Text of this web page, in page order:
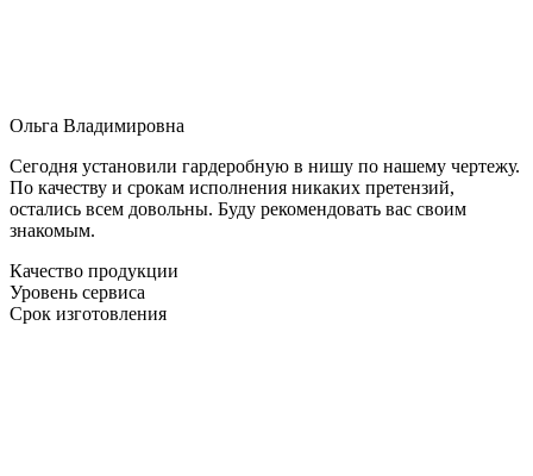
Ольга Владимировна
Сегодня установили гардеробную в нишу по нашему чертежу.
По качеству и срокам исполнения никаких претензий,
остались всем довольны. Буду рекомендовать вас своим
знакомым.
Качество продукции
Уровень сервиса
Срок изготовления